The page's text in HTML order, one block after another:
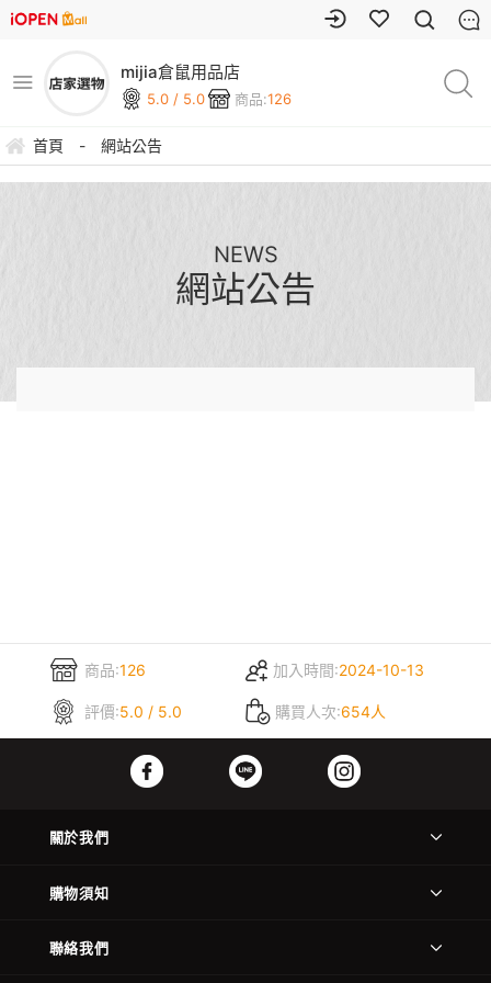
mijia倉鼠用品店
5.0 / 5.0 商品:126
首頁 - 網站公告
NEWS
網站公告
商品:126 加入時間:2024-10-13
評價:5.0 / 5.0 購買人次:654人
關於我們
購物須知
聯絡我們